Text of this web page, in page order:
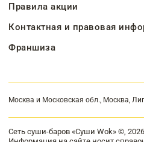
Правила акции
Контактная и правовая
Франшиза
Москва и Московская обл., Москва,
Сеть суши-баров «Суши Wok» ©, 2026